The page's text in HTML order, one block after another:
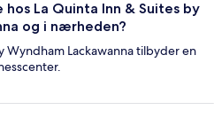
La Quinta Inn & Suites by
og i nærheden?
Wyndham Lackawanna tilbyder en